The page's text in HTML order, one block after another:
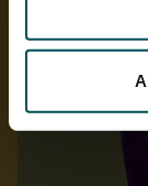
Via de
kunnen